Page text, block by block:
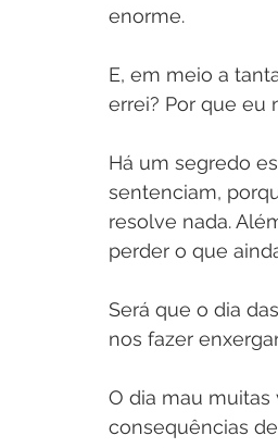
enorme.
E, em meio a
errei? Por que eu
Há um segredo
sentenciam,
resolve nada.
perder o que
Será que o dia
nos fazer
O dia mau
consequências